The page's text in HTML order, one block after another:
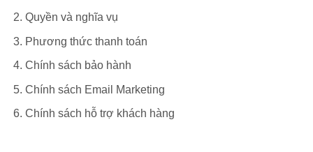
Quyền và nghĩa vụ
Phương thức thanh toán
Chính sách bảo hành
Chính sách Email Marketing
Chính sách hỗ trợ khách hàng